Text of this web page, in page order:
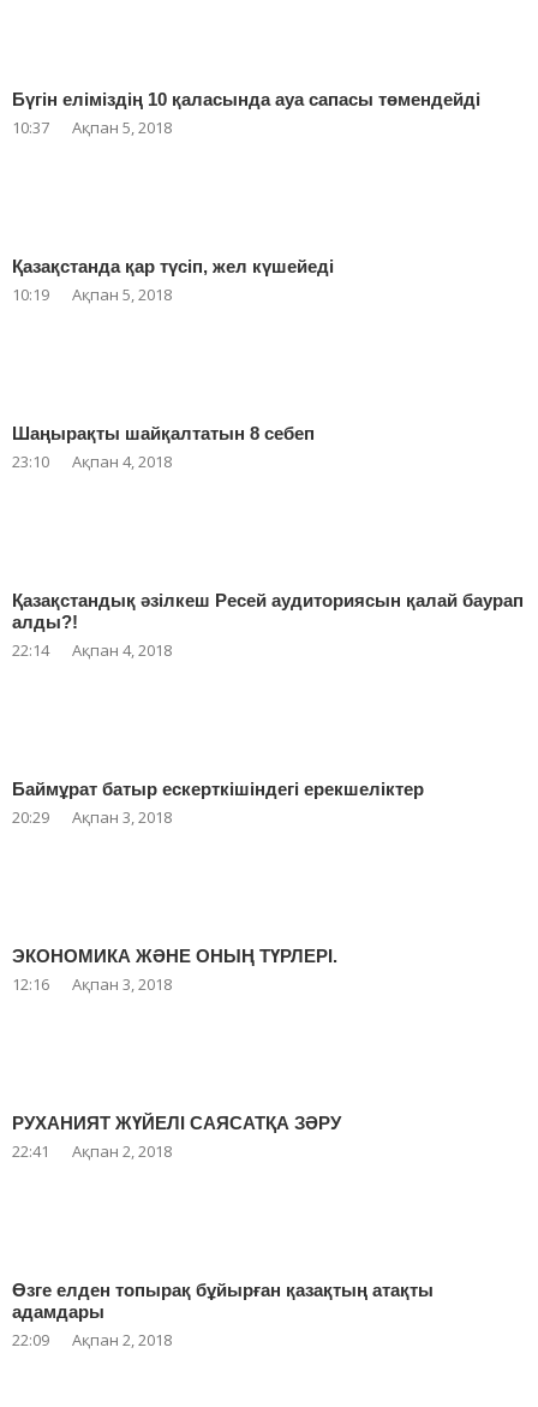
Бүгін еліміздің 10 қаласында ауа сапасы төмендейді
10:37 Ақпан 5, 2018
Қазақстанда қар түсіп, жел күшейеді
10:19 Ақпан 5, 2018
Шаңырақты шайқалтатын 8 себеп
23:10 Ақпан 4, 2018
Қазақстандық әзілкеш Ресей аудиториясын қалай баурап
алды?!
22:14 Ақпан 4, 2018
Баймұрат батыр ескерткішіндегі ерекшеліктер
20:29 Ақпан 3, 2018
ЭКОНОМИКА ЖӘНЕ ОНЫҢ ТҮРЛЕРІ.
12:16 Ақпан 3, 2018
РУХАНИЯТ ЖҮЙЕЛІ САЯСАТҚА ЗӘРУ
22:41 Ақпан 2, 2018
Өзге елден топырақ бұйырған қазақтың атақты
адамдары
22:09 Ақпан 2, 2018